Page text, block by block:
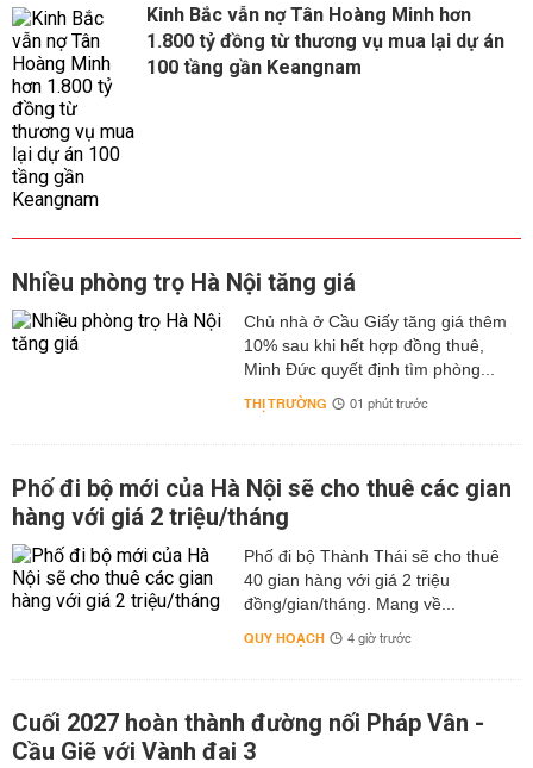
Kinh Bắc vẫn nợ Tân Hoàng Minh hơn
1.800 tỷ đồng từ thương vụ mua lại dự án
100 tầng gần Keangnam
Nhiều phòng trọ Hà Nội tăng giá
Chủ nhà ở Cầu Giấy tăng giá thêm
10% sau khi hết hợp đồng thuê,
Minh Đức quyết định tìm phòng...
THỊ TRƯỜNG 01 phút trước
Phố đi bộ mới của Hà Nội sẽ cho thuê các gian
hàng với giá 2 triệu/tháng
Phố đi bộ Thành Thái sẽ cho thuê
40 gian hàng với giá 2 triệu
đồng/gian/tháng. Mang về...
QUY HOẠCH 4 giờ trước
Cuối 2027 hoàn thành đường nối Pháp Vân -
Cầu Giẽ với Vành đai 3